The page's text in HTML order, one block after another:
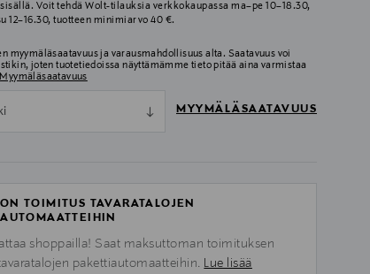
Voit tehdä Wolt-tilauksia verkkokaupassa ma–pe 10–18.30,
12–16.30, tuotteen minimiarvo 40 €.
myymäläsaatavuus ja varausmahdollisuus alta. Saatavuus voi
joten tuotetiedoissa näyttämämme tieto pitää aina varmistaa
Myymäläsaatavuus
MYYMÄLÄSAATAVUUS
TOIMITUS TAVARATALOJEN
shoppailla! Saat maksuttoman toimituksen
pakettiautomaatteihin. Lue lisää